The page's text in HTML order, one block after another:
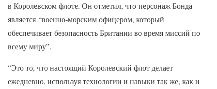
в Королевском флоте. Он отметил, что персонаж Бонда
является “военно-морским офицером, который
обеспечивает безопасность Британии во время миссий по
всему миру”.
“Это то, что настоящий Королевский флот делает
ежедневно, используя технологии и навыки так же, как и